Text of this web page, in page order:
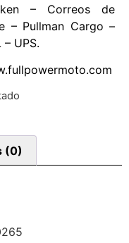
– Correos de
– Pullman Cargo –
– UPS.
(0)